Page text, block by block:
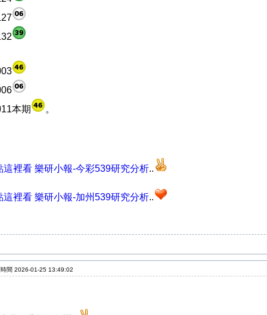
本期
。
這裡看 樂研小報-今彩539研究分析..
這裡看 樂研小報-加州539研究分析..
間 2026-01-25 13:49:02